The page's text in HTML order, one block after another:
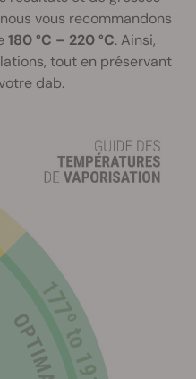
vous recommandons
180 °C – 220 °C. Ainsi,
tout en préservant
dab.